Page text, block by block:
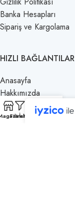
Banka Hesapları
Sipariş ve Kargolama
HIZLI BAĞLANTILAR
Anasayfa
Hakkımızda
Mağaza
Satış Noktalarımız
Filtrelerİstek ListesiSepetHesabım